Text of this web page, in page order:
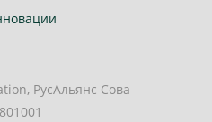
РусАльянс Сова